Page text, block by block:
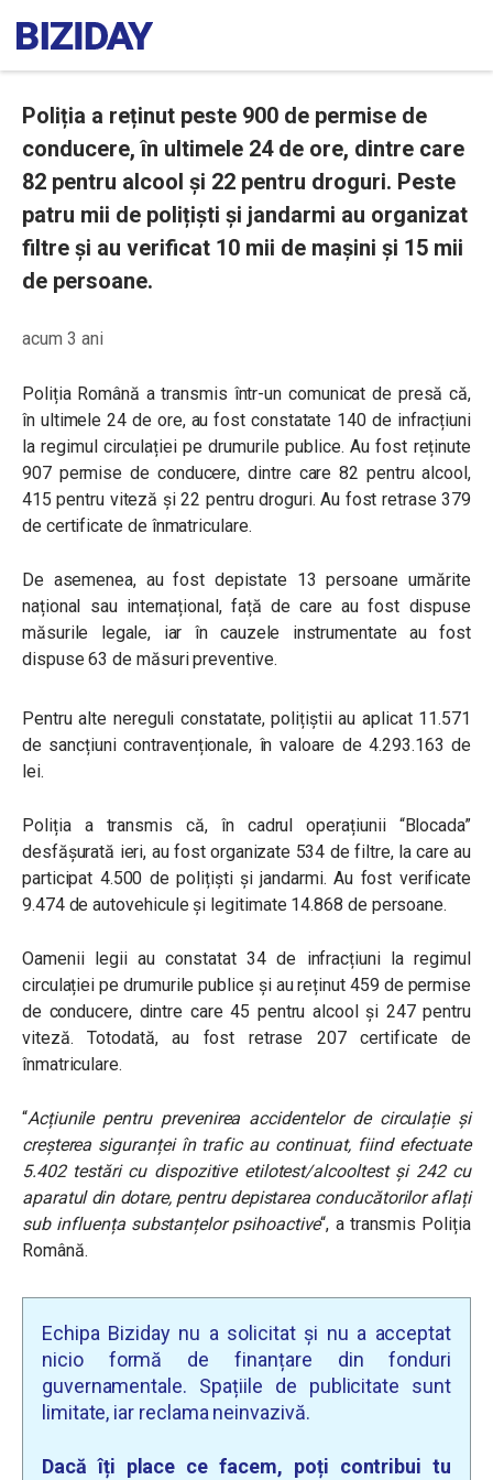
Poliția a reținut peste 900 de permise de
conducere, în ultimele 24 de ore, dintre care
82 pentru alcool și 22 pentru droguri. Peste
patru mii de polițiști și jandarmi au organizat
filtre și au verificat 10 mii de mașini și 15 mii
de persoane.
acum 3 ani
Poliția Română a transmis într-un comunicat de presă că,
în ultimele 24 de ore, au fost constatate 140 de infracțiuni
la regimul circulației pe drumurile publice. Au fost reținute
907 permise de conducere, dintre care 82 pentru alcool,
415 pentru viteză și 22 pentru droguri. Au fost retrase 379
de certificate de înmatriculare.
De asemenea, au fost depistate 13 persoane urmărite
național sau internațional, față de care au fost dispuse
măsurile legale, iar în cauzele instrumentate au fost
dispuse 63 de măsuri preventive.
Pentru alte nereguli constatate, polițiștii au aplicat 11.571
de sancțiuni contravenționale, în valoare de 4.293.163 de
lei.
Poliția a transmis că, în cadrul operațiunii “Blocada”
desfășurată ieri, au fost organizate 534 de filtre, la care au
participat 4.500 de polițiști și jandarmi. Au fost verificate
9.474 de autovehicule și legitimate 14.868 de persoane.
Oamenii legii au constatat 34 de infracțiuni la regimul
circulației pe drumurile publice și au reținut 459 de permise
de conducere, dintre care 45 pentru alcool și 247 pentru
viteză. Totodată, au fost retrase 207 certificate de
înmatriculare.
“Acțiunile pentru prevenirea accidentelor de circulație și
creșterea siguranței în trafic au continuat, fiind efectuate
5.402 testări cu dispozitive etilotest/alcooltest și 242 cu
aparatul din dotare, pentru depistarea conducătorilor aflați
sub influența substanțelor psihoactive“, a transmis Poliția
Română.
Echipa Biziday nu a solicitat și nu a acceptat
nicio formă de finanțare din fonduri
guvernamentale. Spațiile de publicitate sunt
limitate, iar reclama neinvazivă.
Dacă îți place ce facem, poți contribui tu